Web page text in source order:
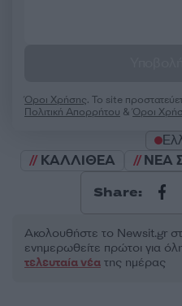
Όροι Χρήσης. Το site
Πολιτική Απορρήτου &Όροι
ΚΑΛΛΙΘΕΑ
ΝΕΑ
Share:
Ακολουθήστε το Νewsit.gr
ενημερωθείτε πρώτοι για
τελευταία νέα της ημέρας